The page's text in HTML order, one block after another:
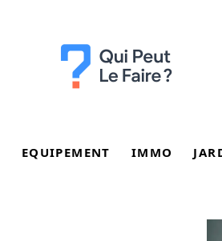
EQUIPEMENT IMMO